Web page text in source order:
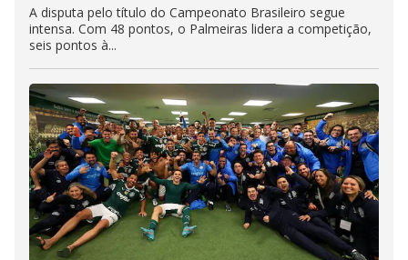
A disputa pelo título do Campeonato Brasileiro segue
intensa. Com 48 pontos, o Palmeiras lidera a competição,
seis pontos à...